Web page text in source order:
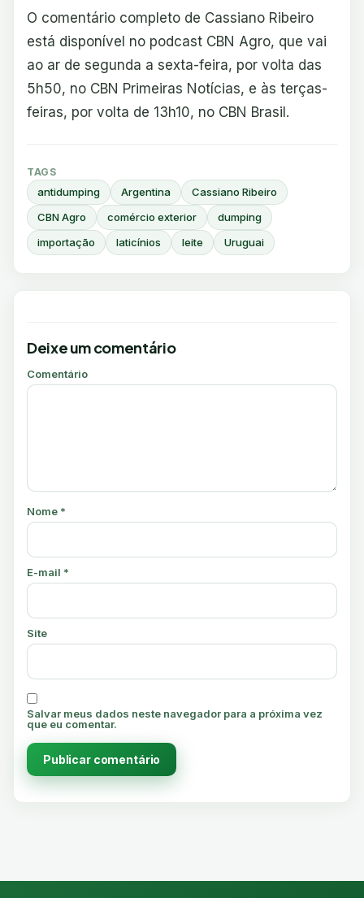
O comentário completo de Cassiano Ribeiro
está disponível no podcast CBN Agro, que vai
ao ar de segunda a sexta-feira, por volta das
5h50, no CBN Primeiras Notícias, e às terças-
feiras, por volta de 13h10, no CBN Brasil.
TAGS
antidumping Argentina
Cassiano Ribeiro
CBN Agro
comércio exterior
dumping
importação
laticínios leite Uruguai
Deixe um comentário
Comentário
Nome *
E-mail *
Site
Salvar meus dados neste navegador para a próxima vez
que eu comentar.